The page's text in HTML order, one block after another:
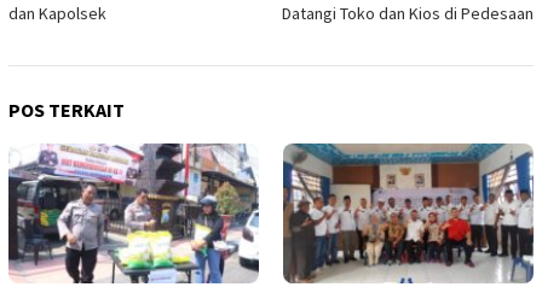
dan Kapolsek
Datangi Toko dan Kios di Pedesaan
POS TERKAIT